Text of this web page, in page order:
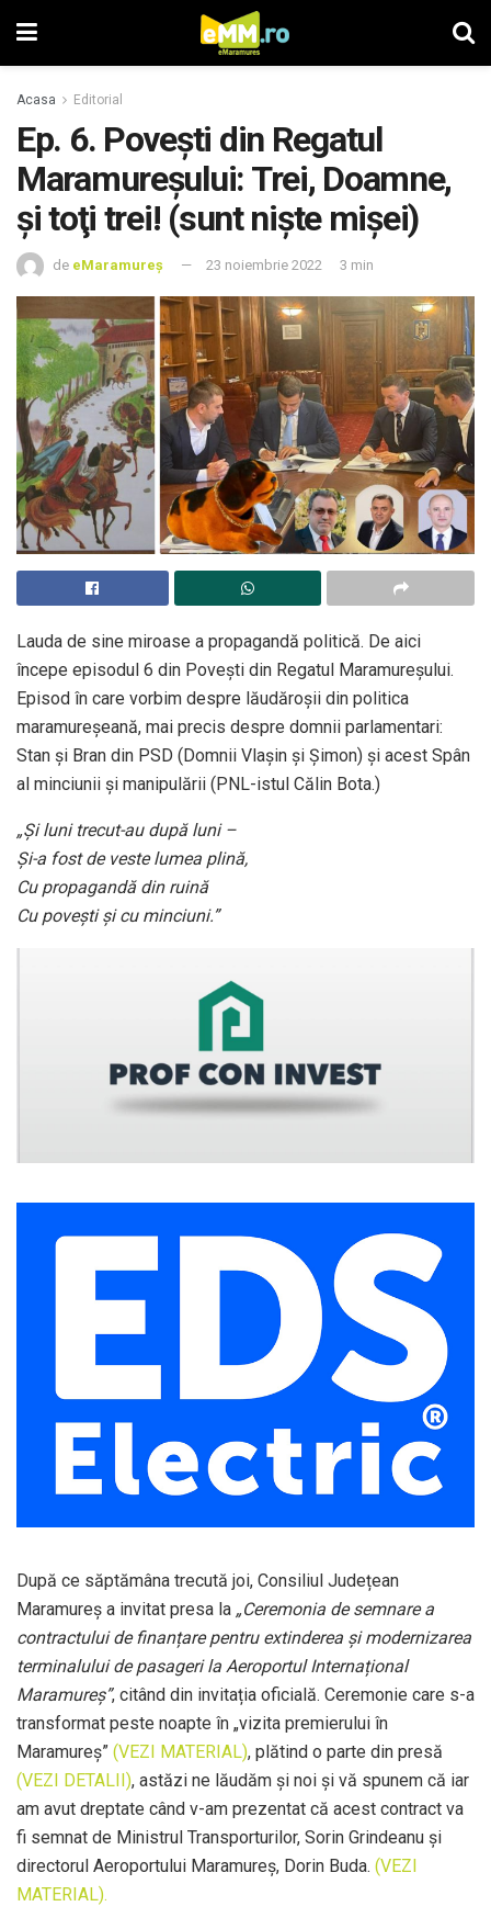
Acasa Editorial
Ep. 6. Povești din Regatul
Maramureșului: Trei, Doamne,
şi toţi trei! (sunt niște mișei)
de eMaramureș 23 noiembrie 2022 3 min
Lauda de sine miroase a propagandă politică. De aici
începe episodul 6 din Povești din Regatul Maramureșului.
Episod în care vorbim despre lăudăroșii din politica
maramureșeană, mai precis despre domnii parlamentari:
Stan și Bran din PSD (Domnii Vlașin și Șimon) și acest Spân
al minciunii și manipulării (PNL-istul Călin Bota.)
„Şi luni trecut-au după luni –
Şi-a fost de veste lumea plină,
Cu propagandă din ruină
Cu povești și cu minciuni.”
După ce săptămâna trecută joi, Consiliul Județean
Maramureș a invitat presa la „Ceremonia de semnare a
contractului de finanțare pentru extinderea și modernizarea
terminalului de pasageri la Aeroportul Internațional
Maramureș”, citând din invitația oficială. Ceremonie care s-a
transformat peste noapte în „vizita premierului în
Maramureș” (VEZI MATERIAL), plătind o parte din presă
(VEZI DETALII), astăzi ne lăudăm și noi și vă spunem că iar
am avut dreptate când v-am prezentat că acest contract va
fi semnat de Ministrul Transporturilor, Sorin Grindeanu și
directorul Aeroportului Maramureș, Dorin Buda. (VEZI
MATERIAL).